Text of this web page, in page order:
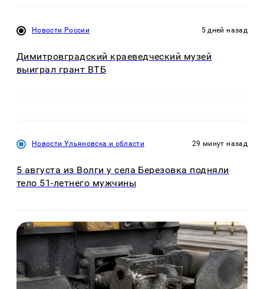
Новости России 5 дней назад
Димитровградский краеведческий музей
выиграл грант ВТБ
Новости Ульяновска и области 29 минут назад
5 августа из Волги у села Березовка подняли
тело 51-летнего мужчины